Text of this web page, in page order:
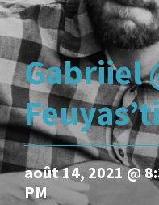
Gabriiel
août 14, 2021 @
PM